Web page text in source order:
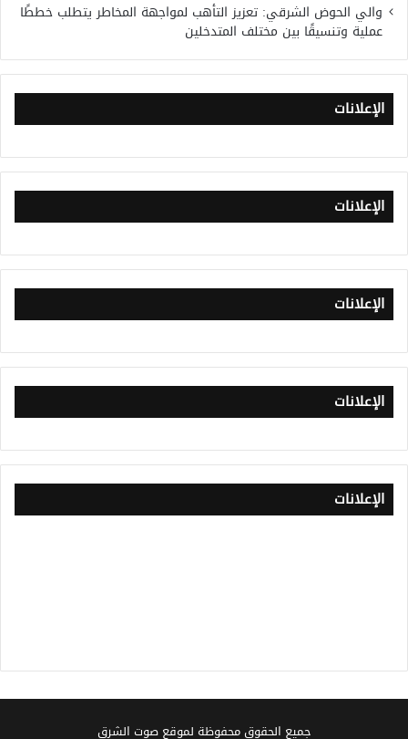
والي الحوض الشرقي: تعزيز التأهب لمواجهة المخاطر يتطلب خططًا
عملية وتنسيقًا بين مختلف المتدخلين
الإعلانات
الإعلانات
الإعلانات
الإعلانات
الإعلانات
جميع الحقوق محفوظة لموقع صوت الشرق